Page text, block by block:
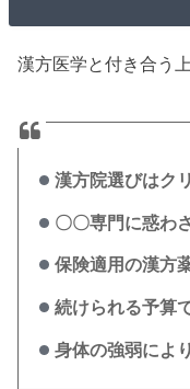
漢方医学と付き合う
漢方院選びはク
〇〇専門に惑わ
保険適用の漢方
続けられる予算
身体の強弱によ